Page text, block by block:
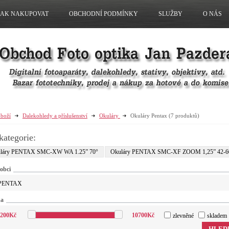
Dalekohledy a příslušenství Okuláry Okuláry Pentax (7 produktů)
PENTAX SMC-XW WA 1.25” 70° Okuláry PENTAX SMC-XF ZOOM 1,25” 42-
Kč 10700Kč zlevněné skladem
NAKUPOVAT OBCHODNÍ PODMÍNKY SLUŽBY O NÁS